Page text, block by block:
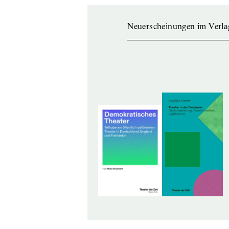
Neuerscheinungen im